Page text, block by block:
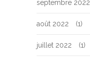
septembre 2022
août 2022 (1)
juillet 2022 (1)